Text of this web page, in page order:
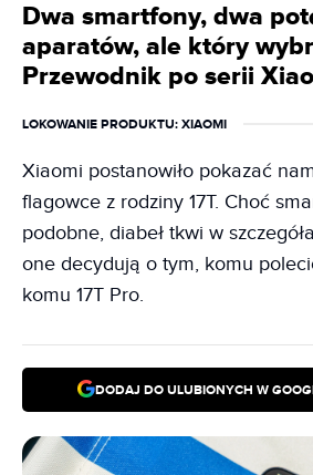
Dwa smartfony, dwa
aparatów, ale który
Przewodnik po serii
LOKOWANIE PRODUKTU: XIAOMI
Xiaomi postanowiło pokazać
flagowce z rodziny 17T. Choć
podobne, diabeł tkwi w
one decydują o tym, komu
komu 17T Pro.
DODAJ DO ULUBIONYCH W